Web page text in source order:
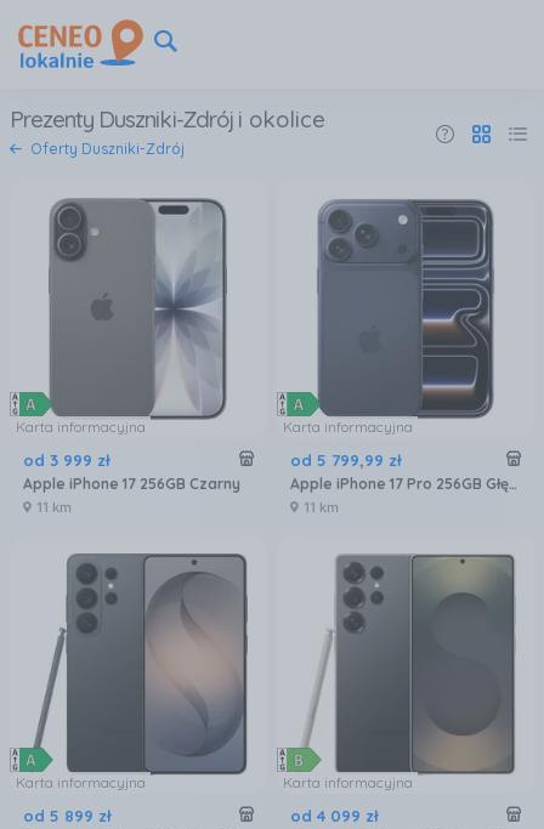
Prezenty Duszniki-Zdrój i okolice
Oferty Duszniki-Zdrój
Karta informacyjna
od 3 999 zł
Apple iPhone 17 256GB Czarny
11 km
Karta informacyjna
od 5 799,99 zł
Apple iPhone 17 Pro 256GB Głębinowy błękit
11 km
Karta informacyjna
od 5 899 zł
Karta informacyjna
od 4 099 zł